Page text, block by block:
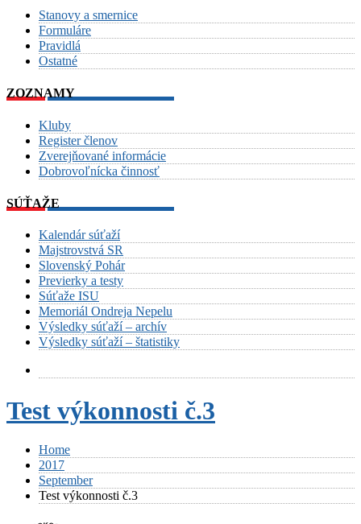
Stanovy a smernice
Formuláre
Pravidlá
Ostatné
ZOZNAMY
Kluby
Register členov
Zverejňované informácie
Dobrovoľnícka činnosť
SÚŤAŽE
Kalendár súťaží
Majstrovstvá SR
Slovenský Pohár
Previerky a testy
Súťaže ISU
Memoriál Ondreja Nepelu
Výsledky súťaží – archív
Výsledky súťaží – štatistiky
Test výkonnosti č.3
Home
2017
September
Test výkonnosti č.3